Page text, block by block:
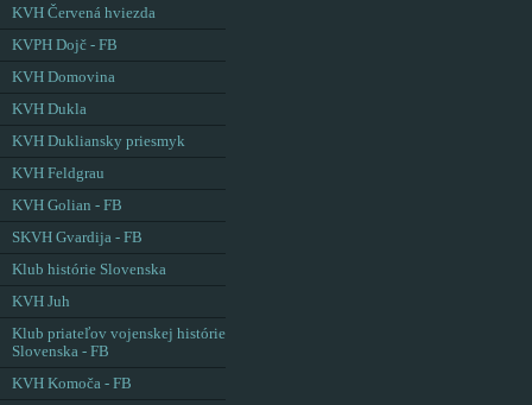
KVH Červená hviezda
KVPH Dojč - FB
KVH Domovina
KVH Dukla
KVH Dukliansky priesmyk
KVH Feldgrau
KVH Golian - FB
SKVH Gvardija - FB
Klub histórie Slovenska
KVH Juh
Klub priateľov vojenskej histórie
Slovenska - FB
KVH Komoča - FB